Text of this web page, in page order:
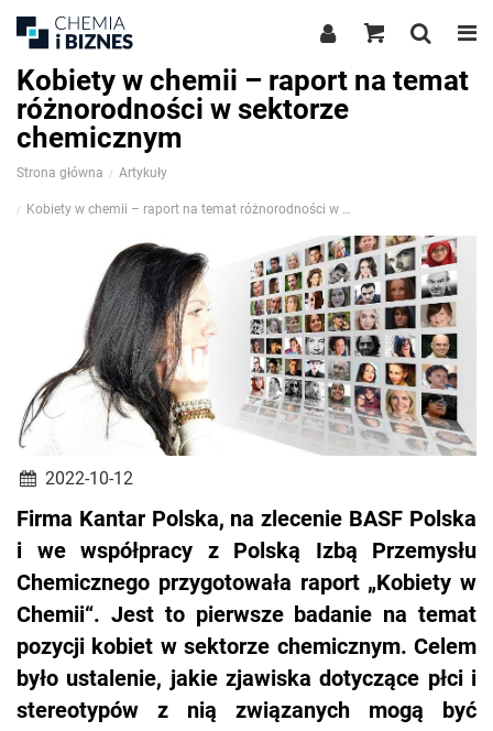
Kobiety w chemii – raport na temat
różnorodności w sektorze
chemicznym
Strona główna Artykuły
Kobiety w chemii – raport na temat różnorodności w sektorze chemicznym
2022-10-12
Firma Kantar Polska, na zlecenie BASF Polska
i we współpracy z Polską Izbą Przemysłu
Chemicznego przygotowała raport „Kobiety w
Chemii“. Jest to pierwsze badanie na temat
pozycji kobiet w sektorze chemicznym. Celem
było ustalenie, jakie zjawiska dotyczące płci i
stereotypów z nią związanych mogą być